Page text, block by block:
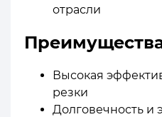
отрасли
Высокая
резки
Долговечность и